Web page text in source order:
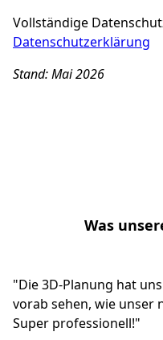
Vollständige
Datenschutzerklärung
Stand: Mai 2026
Was
"Die 3D-Planung hat
vorab sehen, wie unser
Super professionell!"